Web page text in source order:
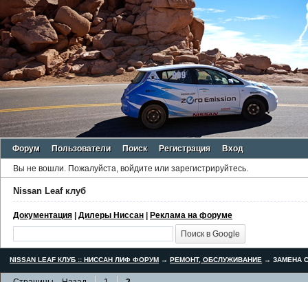
Форум Пользователи Поиск Регистрация Вход
Вы не вошли. Пожалуйста, войдите или зарегистрируйтесь.
Nissan Leaf клуб
Документация | Дилеры Ниссан | Реклама на форуме
NISSAN LEAF КЛУБ :: НИССАН ЛИФ ФОРУМ → РЕМОНТ, ОБСЛУЖИВАНИЕ →ЗАМЕНА